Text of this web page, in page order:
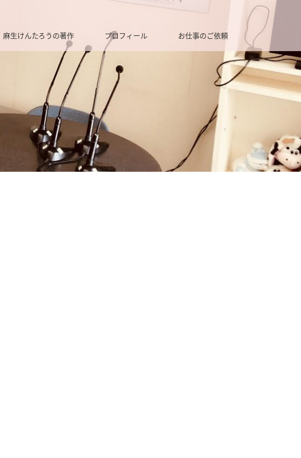
麻生けんたろうの著作 プロフィール お仕事のご依頼